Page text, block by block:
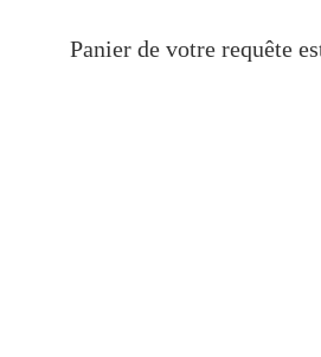
Panier de votre requête